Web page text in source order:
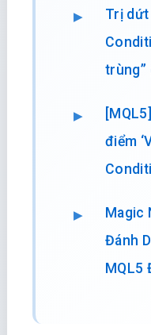
Trị dứt
trùng”
điểm
Magic
Đánh
MQL5